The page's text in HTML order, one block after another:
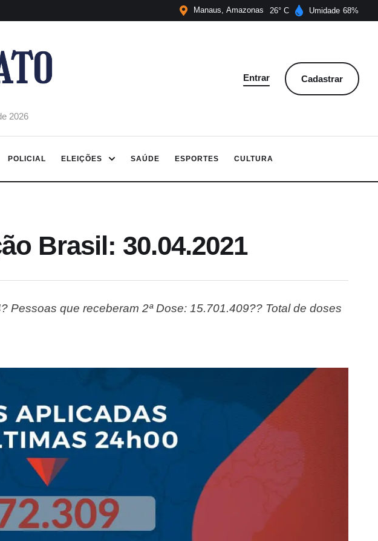
Manaus Amazonas 26 Umidade 68
2026
Entrar Cadastrar
POLICIAL ELEIÇÕES SAÚDE ESPORTES CULTURA
Brasil: 30.04.2021
Pessoas que receberam 2ª Dose: 15.701.409?? Total de doses